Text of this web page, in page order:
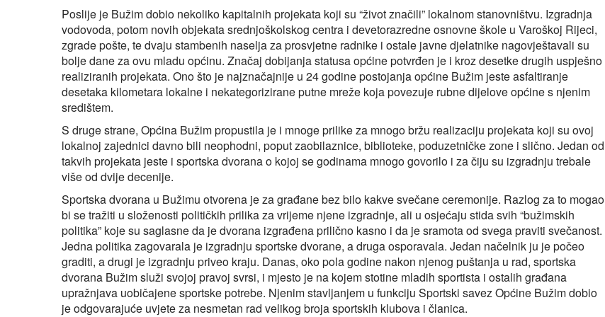
Poslije je Bužim dobio nekoliko kapitalnih projekata koji su “život značili” lokalnom stanovništvu. Izgradnja
vodovoda, potom novih objekata srednjoškolskog centra i devetorazredne osnovne škole u Varoškoj Rijeci,
zgrade pošte, te dvaju stambenih naselja za prosvjetne radnike i ostale javne djelatnike nagovještavali su
bolje dane za ovu mladu općinu. Značaj dobijanja statusa općine potvrđen je i kroz desetke drugih uspješno
realiziranih projekata. Ono što je najznačajnije u 24 godine postojanja općine Bužim jeste asfaltiranje
desetaka kilometara lokalne i nekategorizirane putne mreže koja povezuje rubne dijelove općine s njenim
središtem.
S druge strane, Općina Bužim propustila je i mnoge prilike za mnogo bržu realizaciju projekata koji su ovoj
lokalnoj zajednici davno bili neophodni, poput zaobilaznice, biblioteke, poduzetničke zone i slično. Jedan od
takvih projekata jeste i sportska dvorana o kojoj se godinama mnogo govorilo i za čiju su izgradnju trebale
više od dvije decenije.
Sportska dvorana u Bužimu otvorena je za građane bez bilo kakve svečane ceremonije. Razlog za to mogao
bi se tražiti u složenosti političkih prilika za vrijeme njene izgradnje, ali u osjećaju stida svih “bužimskih
politika” koje su saglasne da je dvorana izgrađena prilično kasno i da je sramota od svega praviti svečanost.
Jedna politika zagovarala je izgradnju sportske dvorane, a druga osporavala. Jedan načelnik ju je počeo
graditi, a drugi je izgradnju priveo kraju. Danas, oko pola godine nakon njenog puštanja u rad, sportska
dvorana Bužim služi svojoj pravoj svrsi, i mjesto je na kojem stotine mladih sportista i ostalih građana
upražnjava uobičajene sportske potrebe. Njenim stavljanjem u funkciju Sportski savez Općine Bužim dobio
je odgovarajuće uvjete za nesmetan rad velikog broja sportskih klubova i članica.